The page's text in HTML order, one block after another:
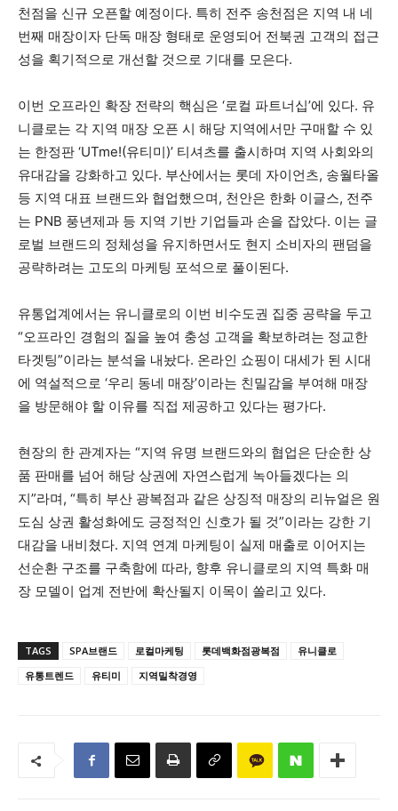
천점을 신규 오픈할 예정이다. 특히 전주 송천점은 지역 내 네
번째 매장이자 단독 매장 형태로 운영되어 전북권 고객의 접근
성을 획기적으로 개선할 것으로 기대를 모은다.
이번 오프라인 확장 전략의 핵심은 ‘로컬 파트너십’에 있다. 유
니클로는 각 지역 매장 오픈 시 해당 지역에서만 구매할 수 있
는 한정판 ‘UTme!(유티미)’ 티셔츠를 출시하며 지역 사회와의
유대감을 강화하고 있다. 부산에서는 롯데 자이언츠, 송월타올
등 지역 대표 브랜드와 협업했으며, 천안은 한화 이글스, 전주
는 PNB 풍년제과 등 지역 기반 기업들과 손을 잡았다. 이는 글
로벌 브랜드의 정체성을 유지하면서도 현지 소비자의 팬덤을
공략하려는 고도의 마케팅 포석으로 풀이된다.
유통업계에서는 유니클로의 이번 비수도권 집중 공략을 두고
“오프라인 경험의 질을 높여 충성 고객을 확보하려는 정교한
타겟팅”이라는 분석을 내놨다. 온라인 쇼핑이 대세가 된 시대
에 역설적으로 ‘우리 동네 매장’이라는 친밀감을 부여해 매장
을 방문해야 할 이유를 직접 제공하고 있다는 평가다.
현장의 한 관계자는 “지역 유명 브랜드와의 협업은 단순한 상
품 판매를 넘어 해당 상권에 자연스럽게 녹아들겠다는 의
지”라며, “특히 부산 광복점과 같은 상징적 매장의 리뉴얼은 원
도심 상권 활성화에도 긍정적인 신호가 될 것”이라는 강한 기
대감을 내비쳤다. 지역 연계 마케팅이 실제 매출로 이어지는
선순환 구조를 구축함에 따라, 향후 유니클로의 지역 특화 매
장 모델이 업계 전반에 확산될지 이목이 쏠리고 있다.
TAGS SPA브랜드 로컬마케팅 롯데백화점광복점
유니클로
유통트렌드
유티미 지역밀착경영